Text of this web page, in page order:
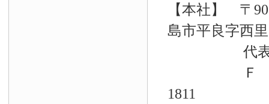
【本社】 〒
島市平良字西
代表電話
Ｆ Ａ
1811